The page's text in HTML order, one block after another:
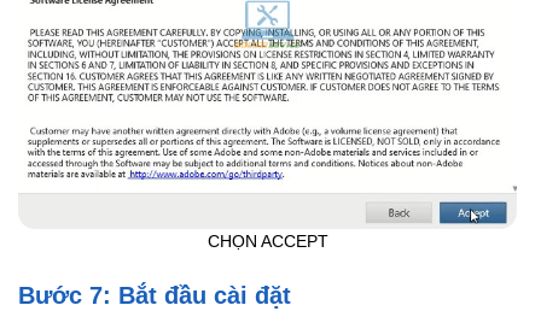
CHỌN ACCEPT
Bước 7: Bắt đầu cài đặt